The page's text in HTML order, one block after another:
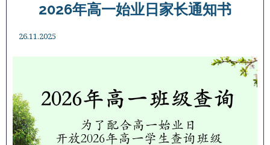
2026年高一始业日家长通知书
26.11.2025